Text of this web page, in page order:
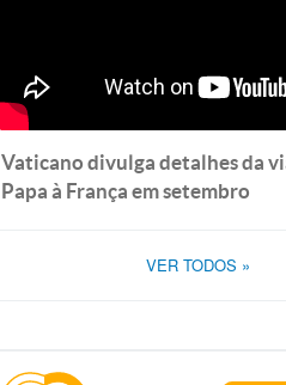
Vaticano divulga detalhes da
Papa à França em setembro
VER TODOS »